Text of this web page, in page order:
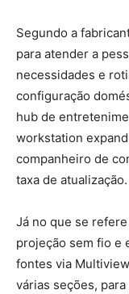
Segundo a
para atender a
necessidades e
configuração
hub de
workstation
companheiro de
taxa de atualização.
Já no que se
projeção sem fio e
fontes via
várias seções,